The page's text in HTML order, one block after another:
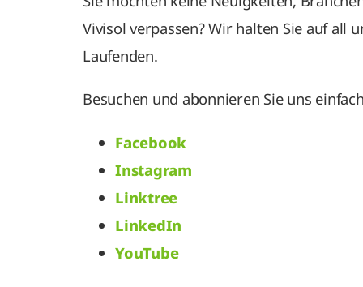
Vivisol verpassen? Wir halten Sie auf all
Laufenden.
Besuchen und abonnieren Sie uns
Facebook
Instagram
Linktree
LinkedIn
YouTube